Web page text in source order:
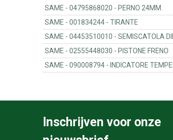
SAME - 04795868020 - PERNO 24MM.
SAME - 001834244 - TIRANTE
SAME - 04453510010 -
SAME - 02555448030 - PISTONE FRENO
SAME - 090008794 - INDICATORE
Inschrijven voor onze